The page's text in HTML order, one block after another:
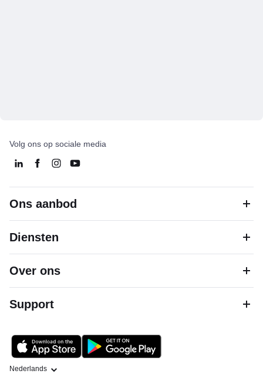
Volg ons op sociale media
Ons aanbod
Diensten
Over ons
Support
Taal